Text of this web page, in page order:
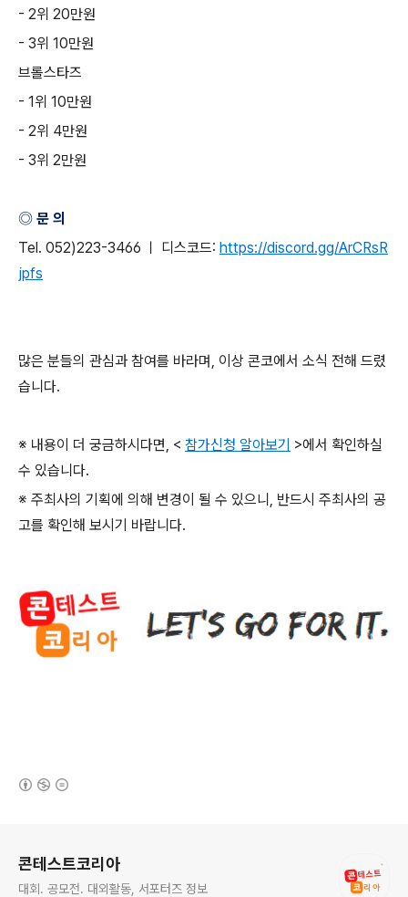
- 2위 20만원
- 3위 10만원
브롤스타즈
- 1위 10만원
- 2위 4만원
- 3위 2만원
◎ 문 의
Tel. 052)223-3466 ㅣ 디스코드: https://discord.gg/ArCRsR
jpfs
많은 분들의 관심과 참여를 바라며, 이상 콘코에서 소식 전해 드렸
습니다.
※ 내용이 더 궁금하시다면, < 참가신청 알아보기 >에서 확인하실
수 있습니다.
※ 주최사의 기획에 의해 변경이 될 수 있으니 , 반드시 주최사의 공
고를 확인해 보시기 바랍니다.
콘테스트코리아
대회. 공모전. 대외활동, 서포터즈 정보